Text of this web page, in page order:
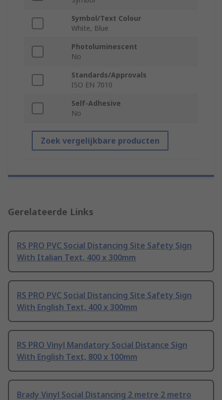
Symbol/Text Colour
White, Blue
Photoluminescent
No
Standards/Approvals
ISO EN 7010
Self-Adhesive
No
Zoek vergelijkbare producten
Gerelateerde Links
RS PRO PVC Social Distancing Site Safety Sign
With Italian Text, 400 x 300mm
RS PRO PVC Social Distancing Site Safety Sign
With English Text, 400 x 300mm
RS PRO Vinyl Mandatory Social Distance Sign
With English Text, 800 x 100mm
Brady Vinyl Social Distancing 2 metre 2 metro